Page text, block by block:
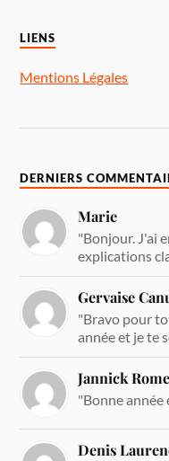
LIENS
Mentions Légales
DERNIERS
Marie
"Bonjour. J'ai
explications
Gervaise
"Bravo pour
année et je te
Jannick
"Bonne année
Denis